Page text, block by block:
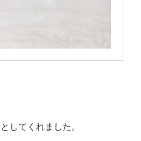
してくれました。